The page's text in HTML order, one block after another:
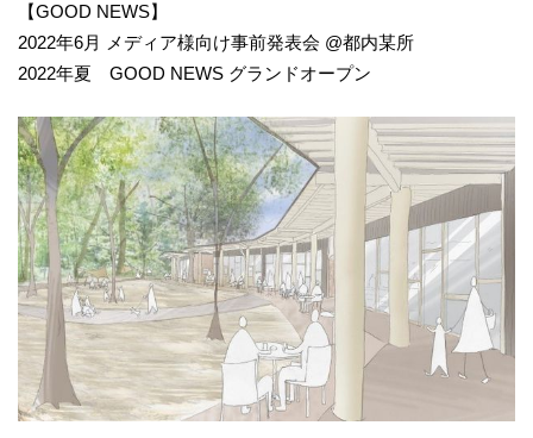
【GOOD NEWS】
2022年6月 メディア様向け事前発表会 @都内某所
2022年夏 GOOD NEWS グランドオープン